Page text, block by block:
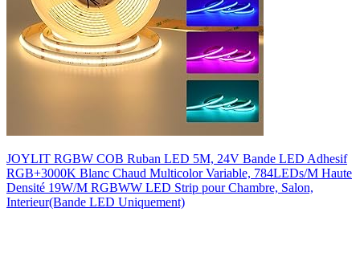
JOYLIT RGBW COB Ruban LED 5M, 24V Bande LED Adhesif
RGB+3000K Blanc Chaud Multicolor Variable, 784LEDs/M Haute
Densité 19W/M RGBWW LED Strip pour Chambre, Salon,
Interieur(Bande LED Uniquement)